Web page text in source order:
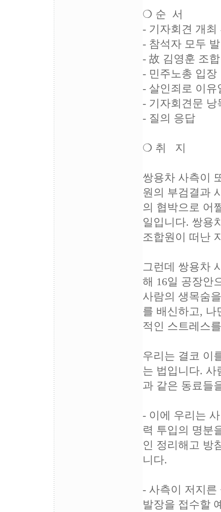
❍ 순 서
- 기자회견 개최
- 참석자 모두
- 故 김영훈 조
- 민주노총 입장
- 살인죄로 이유
- 기자회견문 낭
- 질의 응답
❍ 취 지
쌍용차 사측이
원의 부검결과
의 협박으로 어
일입니다. 쌍용
조합원이 떠난
그런데 쌍용차
해 16일 공장안
사람의 생목숨
를 배신하고, 나
적인 스트레스
우리는 결코 이
는 법입니다. 사
과 같은 동료들
- 이에 우리는
력 투입의 명분
인 정리해고 방
니다.
- 사측이 저지른
발장을 접수할